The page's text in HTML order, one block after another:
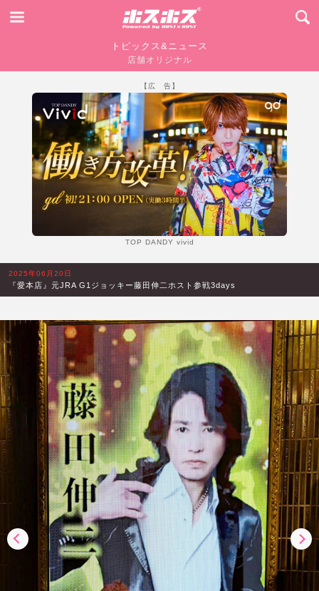
トピックス&ニュース
店舗オリジナル
【広 告】
TOP DANDY vivid
2025年06月20日
『愛本店』元JRA G1ジョッキー藤田伸二ホスト参戦3days